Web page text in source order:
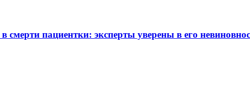
смерти пациентки: эксперты уверены в его